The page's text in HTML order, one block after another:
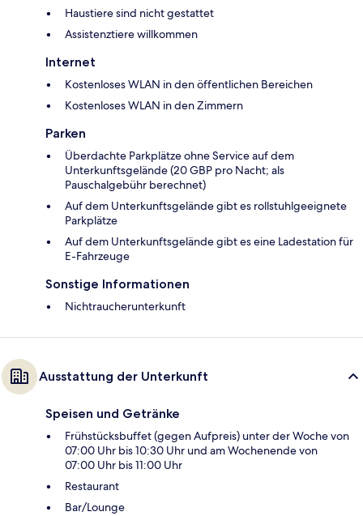
Haustiere sind nicht gestattet
Assistenztiere willkommen
Internet
Kostenloses WLAN in den öffentlichen Bereichen
Kostenloses WLAN in den Zimmern
Parken
Überdachte Parkplätze ohne Service auf dem
Unterkunftsgelände (20 GBP pro Nacht; als
Pauschalgebühr berechnet)
Auf dem Unterkunftsgelände gibt es rollstuhlgeeignete
Parkplätze
Auf dem Unterkunftsgelände gibt es eine Ladestation für
E-Fahrzeuge
Sonstige Informationen
Nichtraucherunterkunft
Ausstattung der Unterkunft
Speisen und Getränke
Frühstücksbuffet (gegen Aufpreis) unter der Woche von
07:00 Uhr bis 10:30 Uhr und am Wochenende von
07:00 Uhr bis 11:00 Uhr
Restaurant
Bar/Lounge